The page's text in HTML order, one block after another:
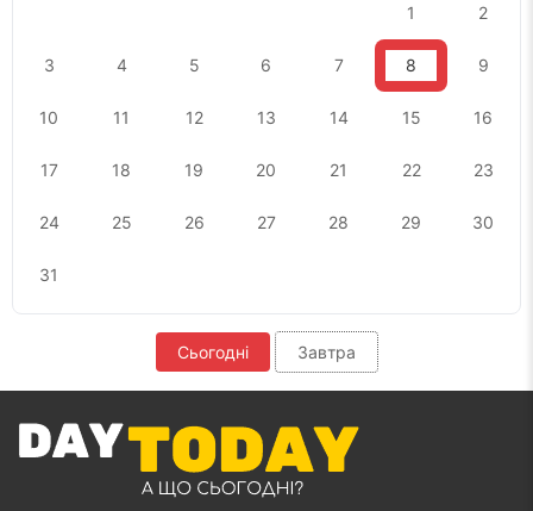
1 2
3 4 5 6 7 8 9
10 11 12 13 14 15 16
17 18 19 20 21 22 23
24 25 26 27 28 29 30
31
Сьогодні Завтра